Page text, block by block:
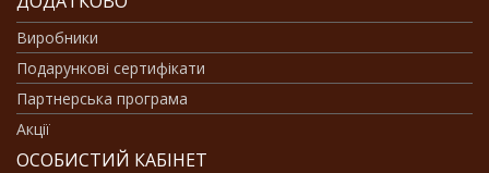
Виробники
Подарункові сертифікати
Партнерська програма
Акції
ОСОБИСТИЙ КАБІНЕТ